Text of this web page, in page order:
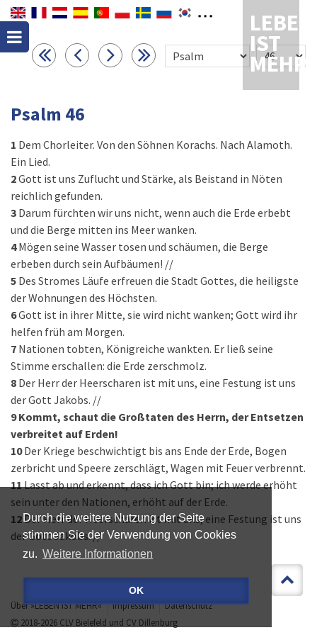
Durch die weitere Nutzung der Seite
stimmen Sie der Verwendung von Cookies
zu. Weitere Informationen
OK
LEBEN
IST
MEHR
Psalm 46
1 Dem Chorleiter. Von den Söhnen Korachs. Nach Alamoth.
Ein Lied.
2Gott ist uns Zuflucht und Stärke, als Beistand in Nöten
reichlich gefunden.
3 Darum fürchten wir uns nicht, wenn auch die Erde erbebt
und die Berge mitten ins Meer wanken.
4 Mögen seine Wasser tosen und schäumen, die Berge
erbeben durch sein Aufbäumen! //
5 Des Stromes Läufe erfreuen die Stadt Gottes, die heiligste
der Wohnungen des Höchsten.
6Gott ist in ihrer Mitte, sie wird nicht wanken; Gott wird ihr
helfen früh am Morgen.
7 Nationen tobten, Königreiche wankten. Er ließ seine
Stimme erschallen: die Erde zerschmolz.
8 Der Herr der Heerscharen ist mit uns, eine Festung ist uns
der Gott Jakobs. //
9 Kommt, schaut die Großtaten des Herrn, der Entsetzen
verbreitet auf Erden!
10 Der Kriege beschwichtigt bis ans Ende der Erde, Bogen
zerbricht und Speere zerschlägt, Wagen mit Feuer verbrennt.
11Lasst ab und erkennt, dass ich Gott bin; ich werde erhöht
sein unter den Nationen, erhöht auf der Erde.
12Der Herr der Heerscharen ist mit uns, eine Festung ist uns
der Gott Jakobs. //
Über »LEBEN IST MEHR« Impressum
Datenschutz
2018-2026 CLV Bielefeld und CV Dillenburg